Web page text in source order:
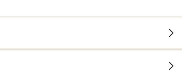
uit en geniet van een